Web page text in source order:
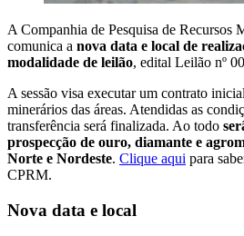
A Companhia de Pesquisa de Recursos
comunica a nova data e local de
modalidade de leilão, edital Leilão nº
A sessão visa executar um contrato
minerários das áreas. Atendidas as
transferência será finalizada. Ao todo
prospecção de ouro, diamante e
Norte e Nordeste. Clique aqui para
CPRM.
Nova data e local